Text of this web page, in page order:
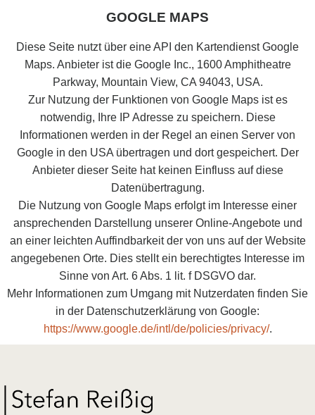
GOOGLE MAPS
Diese Seite nutzt über eine API den Kartendienst Google
Maps. Anbieter ist die Google Inc., 1600 Amphitheatre
Parkway, Mountain View, CA 94043, USA.
Zur Nutzung der Funktionen von Google Maps ist es
notwendig, Ihre IP Adresse zu speichern. Diese
Informationen werden in der Regel an einen Server von
Google in den USA übertragen und dort gespeichert. Der
Anbieter dieser Seite hat keinen Einfluss auf diese
Datenübertragung.
Die Nutzung von Google Maps erfolgt im Interesse einer
ansprechenden Darstellung unserer Online-Angebote und
an einer leichten Auffindbarkeit der von uns auf der Website
angegebenen Orte. Dies stellt ein berechtigtes Interesse im
Sinne von Art. 6 Abs. 1 lit. f DSGVO dar.
Mehr Informationen zum Umgang mit Nutzerdaten finden Sie
in der Datenschutzerklärung von Google:
https://www.google.de/intl/de/policies/privacy/.